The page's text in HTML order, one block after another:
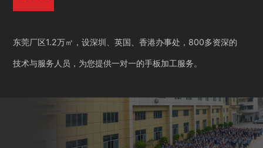
东莞厂区1.2万㎡，设深圳、英国、香港办事处，800多资深的
技术与服务人员，为您提供一对一的手板加工服务。